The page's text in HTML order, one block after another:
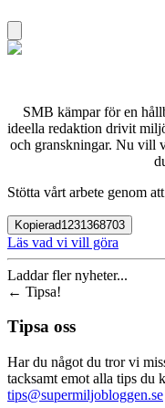
SMB kämpar för en
ideella redaktion drivit
och granskningar. Nu vill
Stötta vårt arbete genom
Kopierad1231368703
Läs vad vi vill göra
Laddar fler nyheter...
← Tipsa!
Tipsa oss
Har du något du tror vi
tacksamt emot alla tips du
tips@supermiljobloggen.se